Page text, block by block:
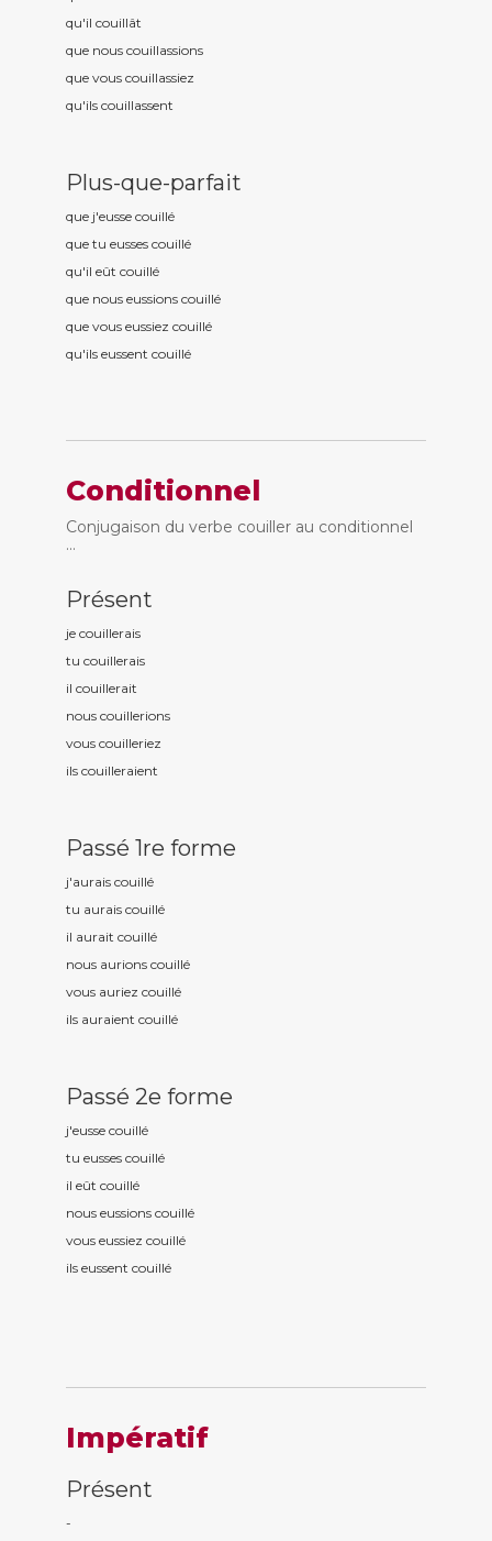
qu'il couillât
que nous couillassions
que vous couillassiez
qu'ils couillassent
Plus-que-parfait
que j'eusse couillé
que tu eusses couillé
qu'il eût couillé
que nous eussions couillé
que vous eussiez couillé
qu'ils eussent couillé
Conditionnel
Conjugaison du verbe couiller au conditionnel
...
Présent
je couillerais
tu couillerais
il couillerait
nous couillerions
vous couilleriez
ils couilleraient
Passé 1re forme
j'aurais couillé
tu aurais couillé
il aurait couillé
nous aurions couillé
vous auriez couillé
ils auraient couillé
Passé 2e forme
j'eusse couillé
tu eusses couillé
il eût couillé
nous eussions couillé
vous eussiez couillé
ils eussent couillé
Impératif
Présent
-